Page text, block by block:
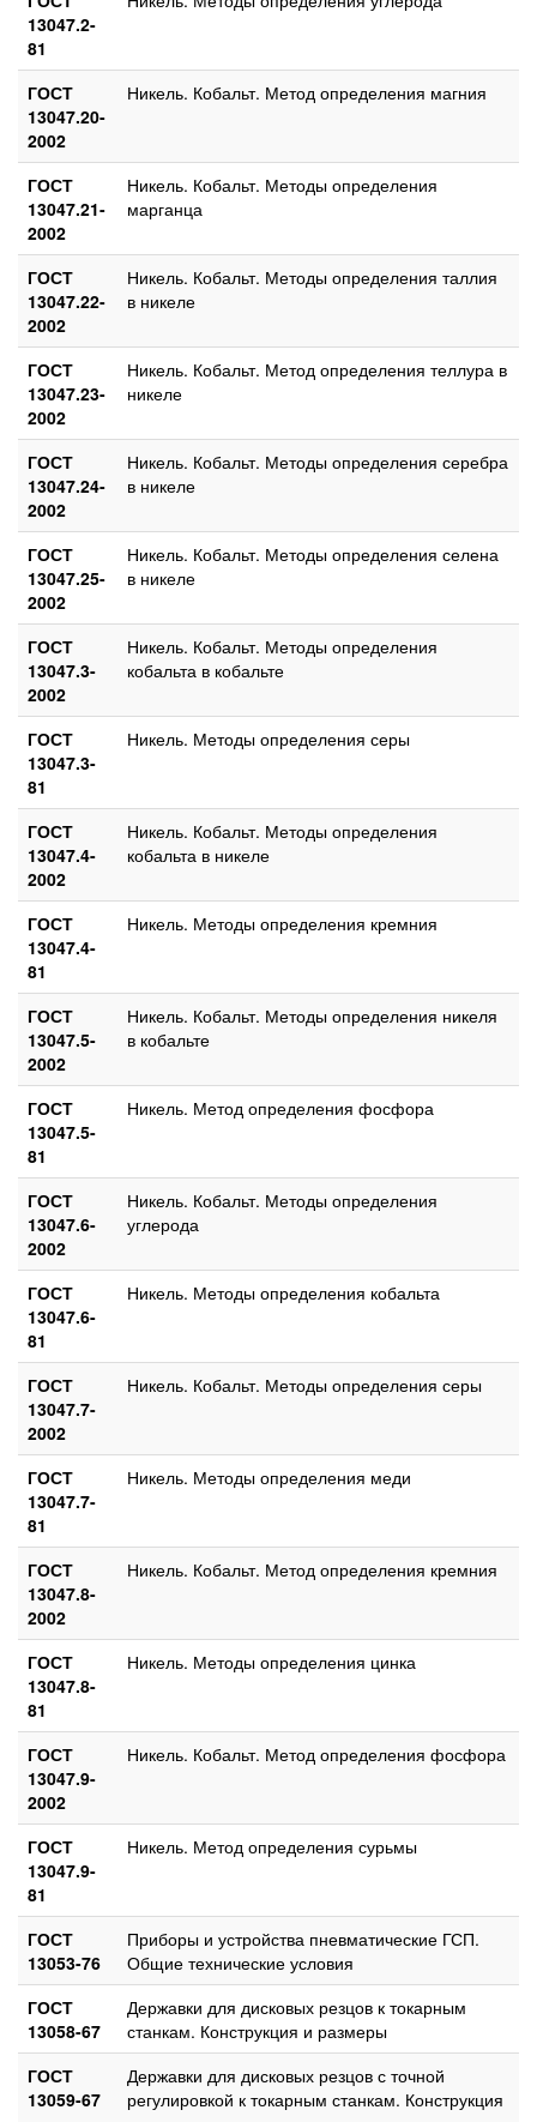
13047.2-
81
ГОСТ
13047.20-
2002
Никель. Кобальт. Метод определения магния
ГОСТ
13047.21-
2002
Никель. Кобальт. Методы определения
марганца
ГОСТ
13047.22-
2002
Никель. Кобальт. Методы определения таллия
в никеле
ГОСТ
13047.23-
2002
Никель. Кобальт. Метод определения теллура в
никеле
ГОСТ
13047.24-
2002
Никель. Кобальт. Методы определения серебра
в никеле
ГОСТ
13047.25-
2002
Никель. Кобальт. Методы определения селена
в никеле
ГОСТ
13047.3-
2002
Никель. Кобальт. Методы определения
кобальта в кобальте
ГОСТ
13047.3-
81
Никель. Методы определения серы
ГОСТ
13047.4-
2002
Никель. Кобальт. Методы определения
кобальта в никеле
ГОСТ
13047.4-
81
Никель. Методы определения кремния
ГОСТ
13047.5-
2002
Никель. Кобальт. Методы определения никеля
в кобальте
ГОСТ
13047.5-
81
Никель. Метод определения фосфора
ГОСТ
13047.6-
2002
Никель. Кобальт. Методы определения
углерода
ГОСТ
13047.6-
81
Никель. Методы определения кобальта
ГОСТ
13047.7-
2002
Никель. Кобальт. Методы определения серы
ГОСТ
13047.7-
81
Никель. Методы определения меди
ГОСТ
13047.8-
2002
Никель. Кобальт. Метод определения кремния
ГОСТ
13047.8-
81
Никель. Методы определения цинка
ГОСТ
13047.9-
2002
Никель. Кобальт. Метод определения фосфора
ГОСТ
13047.9-
81
Никель. Метод определения сурьмы
ГОСТ
13053-76
Приборы и устройства пневматические ГСП.
Общие технические условия
ГОСТ
13058-67
Державки для дисковых резцов к токарным
станкам. Конструкция и размеры
ГОСТ
13059-67
Державки для дисковых резцов с точной
регулировкой к токарным станкам. Конструкция